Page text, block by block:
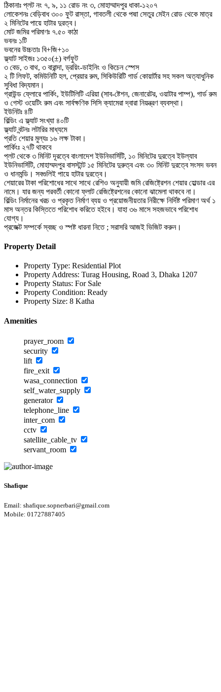
ঠিকানাঃ প্লট নং ৭, ৯, ১১ রোড নং ৩, মোহাম্মাদপুর ধাকা-১২০৭
লোকেশনঃ বেড়িবাধ ৩০০ ফুট রাস্তা, গাবতলী থেকে পদ্মা সেতুর মেইন রোড থেকে মাত্র
২ মিনিটের পায়ে হাটার দুরত্ব।
মোট জমির পরিমাণঃ ৭.৫০ কাঠা
ভবনঃ ১টি
ভবনের উচ্চতাঃ বি+জি+১০
ফ্ল্যাট সাইজঃ ১৩৫০(±) বর্গফুট
৩ বেড, ৩ বাথ, ৩ বারান্দা, ড্রয়িং-ডাইনিং ও কিচেন স্পেস
২ টি লিফট, কমিউনিটি হল, প্রেয়ার রুম, সিকিউরিটি গার্ড কোয়ার্টার সহ সকল অত্যাধুনিক
সুবিধা বিদ্যমান।
গ্রাউন্ড ফ্লোরে পার্কিং, ইউটিলিটি এরিয়া (সাব-ষ্টেশন, জেনারেটর, ওয়াটার পাম্প), গার্ড রুম
ও গেস্ট ওয়েটিং রুম এবং সার্বক্ষণিক সিসি ক্যামেরা দ্বারা নিয়ন্ত্রণ ব্যবস্থা।
ইউনিটঃ ৪টি
বিল্ডিং এ ফ্ল্যাট সংখ্যা ৪০টি
ফ্ল্যাট বন্টনঃ লটারির মাধ্যমে
প্রতি শেয়ার মুল্যঃ ১৬ লক্ষ টাকা।
পার্কিংঃ ২৭টি থাকবে
প্লট থেকে ৩ মিনিট দূরত্বে বাংলাদেশ ইউনিভার্সিটি, ১০ মিনিটের দুরত্বে ইউল্যাব
ইউনিভার্সিটি, মোহাম্মদপুর বাসস্টান্ট ১৫ মিনিটের দুরুত্ব এবং ৩০ মিনিট দুরত্বে সংসদ ভবন
ও ধানমন্ডি। সবগুলিই পায়ে হাটার দুরত্বে।
শেয়ারের টাকা পরিশোধের সাথে সাথে রেশিও অনুযায়ী জমি রেজিষ্ট্রেশন শেয়ার হোল্ডার এর
নামে। যার জন্য পরবর্তী কোনো ফ্লাট রেজিষ্ট্রেশনের কোনো ঝামেলা থাকবে না।
বিল্ডিং নির্মানের খরচ ও প্রকৃত নির্মাণ ব্যয় ও প্রয়োজনীয়তার নিরীক্ষে নির্দিষ্ট পরিমাণ অর্থ ১
মাস অন্তর কিস্তিতে পরিশোধ করিতে হইবে। যাহা ৩৬ মাসে সহজভাবে পরিশোধ
যোগ্য।
প্রজেক্ট সম্পর্কে স্বচ্ছ ও স্পষ্ট ধারনা নিতে ; সরাসরি আজই ভিজিট করুন।
Property Detail
Property Type: Residential Plot
Property Address: Turag Housing, Road 3, Dhaka 1207
Property Status: For Sale
Property Condition: Ready
Property Size: 8 Katha
Amenities
prayer_room
security
lift
fire_exit
wasa_connection
self_water_supply
generator
telephone_line
inter_com
cctv
satellite_cable_tv
servant_room
Shafique
Email: shafique.sopnerbari@gmail.com
Mobile: 01727887405